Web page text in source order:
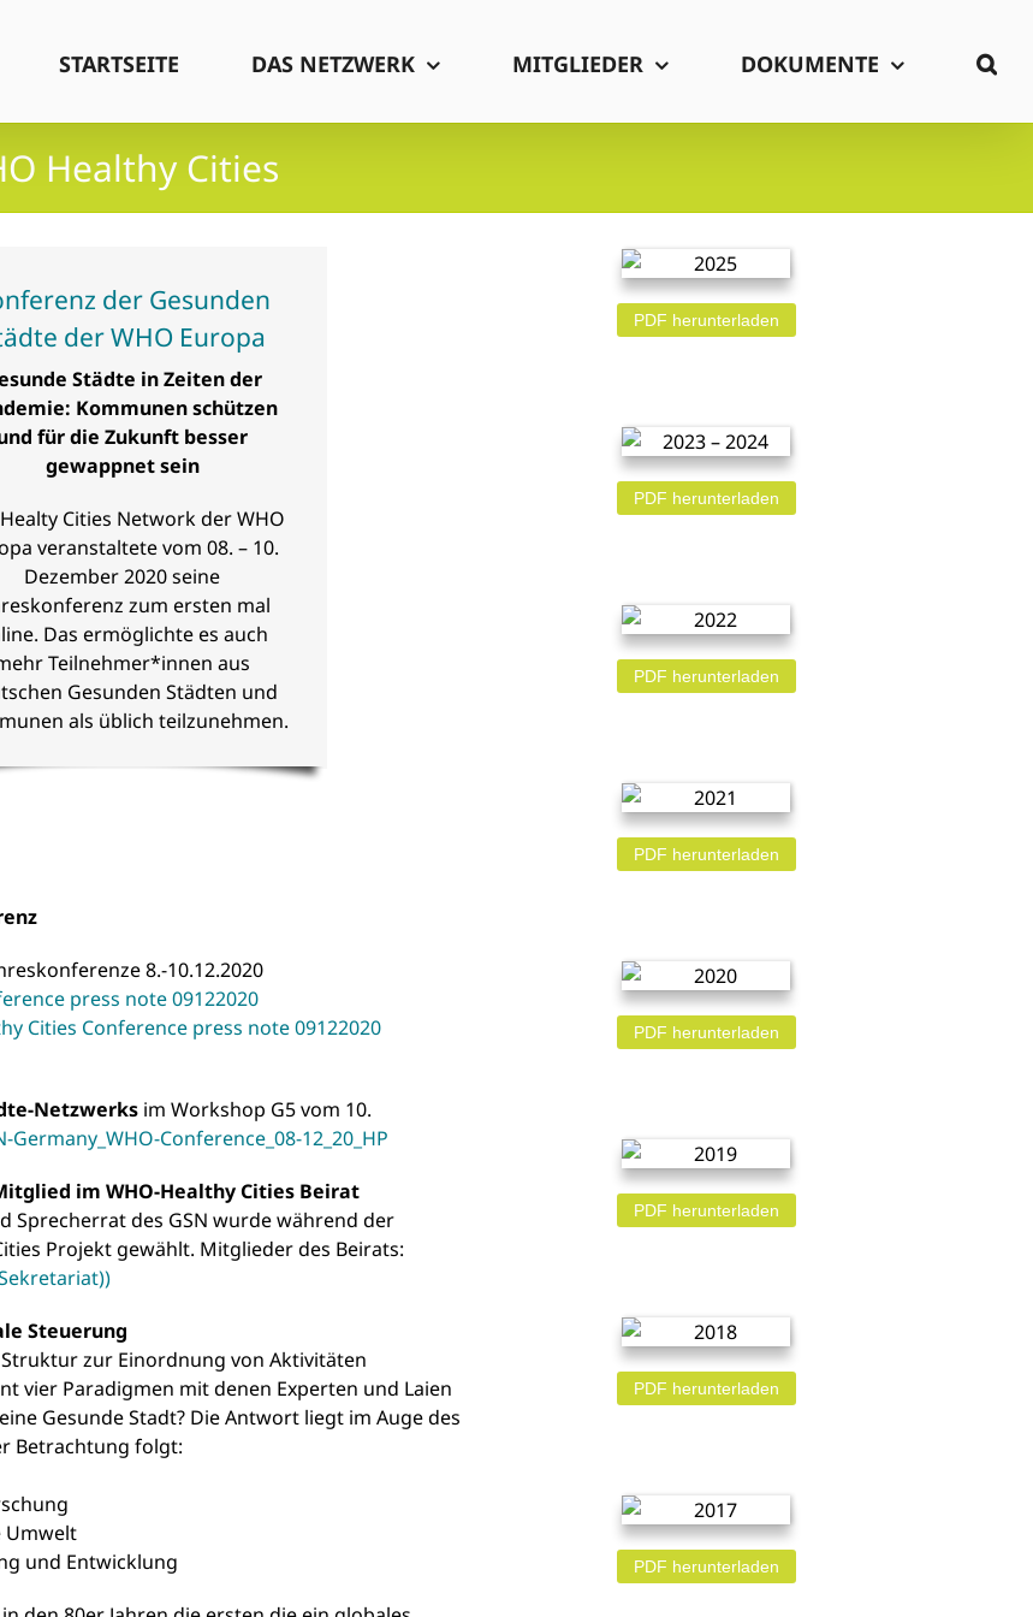
STARTSEITE DAS NETZWERK MITGLIEDER DOKUMENTE
Healthy Cities
der Gesunden
der WHO Europa
Städte in Zeiten der
Kommunen schützen
für die Zukunft besser
gewappnet sein
Cities Network der WHO
veranstaltete vom 08. – 10.
Dezember 2020 seine
zum ersten mal
Das ermöglichte es auch
Teilnehmer*innen aus
Gesunden Städten und
als üblich teilzunehmen.
8.-10.12.2020
press note 09122020
Cities Conference press note 09122020
Netzwerks im Workshop G5 vom 10.
Germany_WHO-Conference_08-12_20_HP
im WHO-Healthy Cities Beirat
Sprecherrat des GSN wurde während der
Projekt gewählt. Mitglieder des Beirats:
Steuerung
zur Einordnung von Aktivitäten
vier Paradigmen mit denen Experten und Laien
Gesunde Stadt? Die Antwort liegt im Auge des
Betrachtung folgt:
Umwelt
und Entwicklung
PDF herunterladen
PDF herunterladen
PDF herunterladen
PDF herunterladen
PDF herunterladen
PDF herunterladen
PDF herunterladen
PDF herunterladen